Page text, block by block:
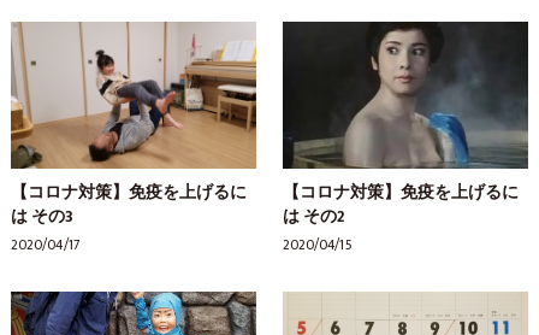
【コロナ対策】免疫を上げるに
は その3
2020/04/17
【コロナ対策】免疫を上げるに
は その2
2020/04/15